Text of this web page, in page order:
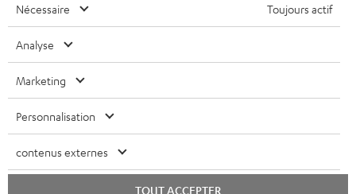
-
avec les
équipements
- Installation
facile
- Ondes
parfois
complexe
ÉCOUTEURS INTRA-AURICULAIRES
FANSHOP
NOUVEAUTÉS
MANAGEMENT
DEVELOPPEMENT DURABLE
VALEURS
ACCESSIBILITÉ
ESPAGNE
USA
Sous réserve de modifications techniques, de fautes de frappe et d’autres
erreurs. Les accessoires figurant sur l’image ne font pas partie du contenu de
livraison. D’éventuels frais d’élimination des batteries sont inclus dans le prix.
©2026 Lautsprecher Teufel GmbH - Tous droits réservés.
Politique de confidentialité
Nécessaire Toujours actif
Analyse
Marketing
Personnalisation
contenus externes
TOUT ACCEPTER